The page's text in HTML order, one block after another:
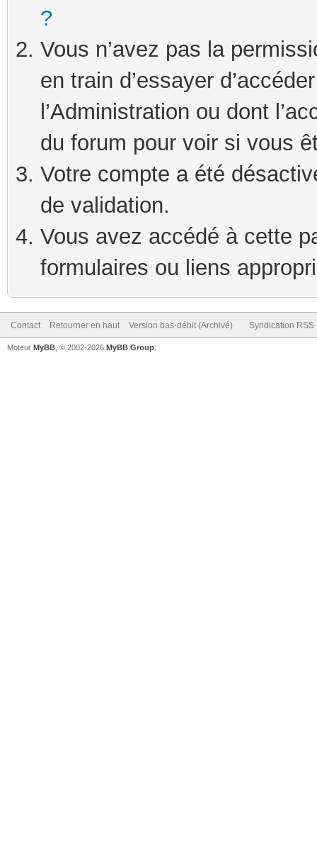
?
Vous n’avez pas la
en train d’essayer
l’Administration ou dont
du forum pour voir si vous
Votre compte a été
de validation.
Vous avez accédé à cette
formulaires ou liens
Contact Retourner en haut Version bas-débit (Archivé) Syndication RSS
Moteur MyBB , © 2002-2026 MyBB Group